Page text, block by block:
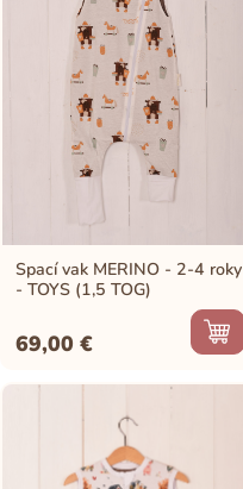
Spací vak MERINO - 2-4 roky
- TOYS (1,5 TOG)
69,00€